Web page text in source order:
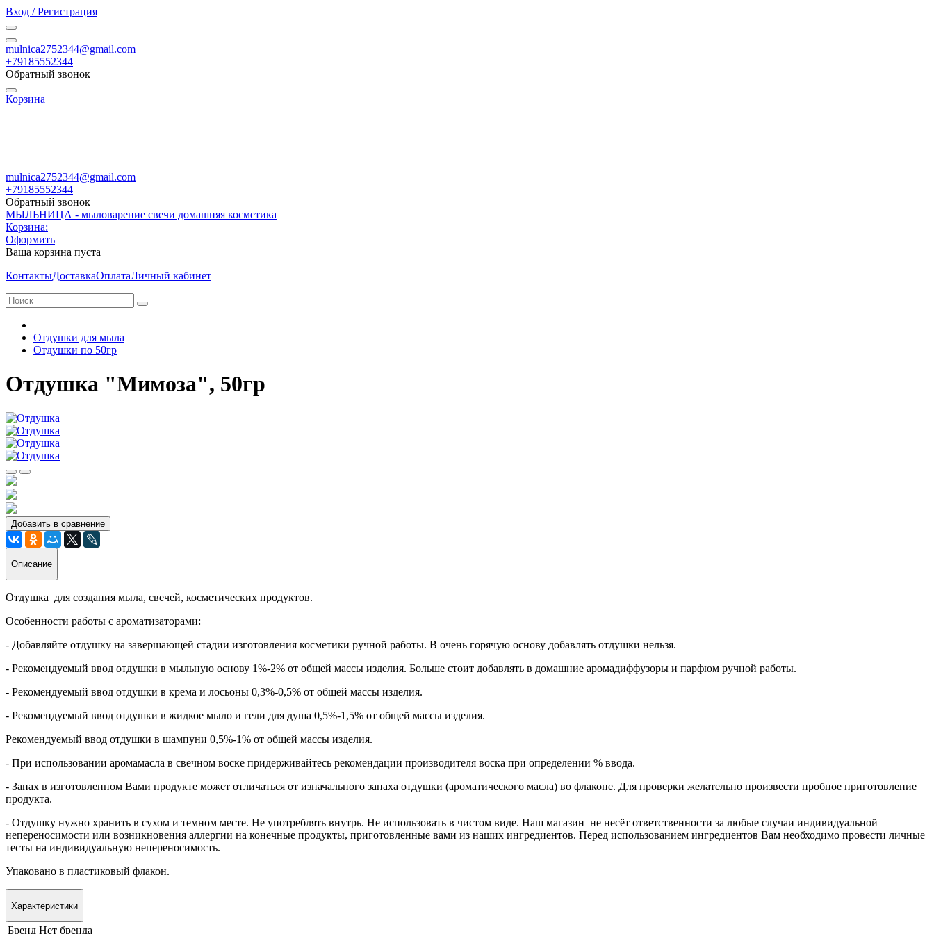
Вход / Регистрация
mulnica2752344@gmail.com
+79185552344
Обратный звонок
Корзина
mulnica2752344@gmail.com
+79185552344
Обратный звонок
МЫЛЬНИЦА - мыловарение свечи домашняя косметика
Корзина:
Оформить
Ваша корзина пуста
КонтактыДоставкаОплатаЛичный кабинет
Отдушки для мыла
Отдушки по 50гр
Отдушка "Мимоза", 50гр
Добавить в сравнение
Описание
Отдушка для создания мыла, свечей, косметических продуктов.
Особенности работы с ароматизаторами:
- Добавляйте отдушку на завершающей стадии изготовления косметики ручной работы. В очень горячую основу добавлять отдушки нельзя.
- Рекомендуемый ввод отдушки в мыльную основу 1%-2% от общей массы изделия. Больше стоит добавлять в домашние аромадиффузоры и парфюм ручной работы.
- Рекомендуемый ввод отдушки в крема и лосьоны 0,3%-0,5% от общей массы изделия.
- Рекомендуемый ввод отдушки в жидкое мыло и гели для душа 0,5%-1,5% от общей массы изделия.
Рекомендуемый ввод отдушки в шампуни 0,5%-1% от общей массы изделия.
- При использовании аромамасла в свечном воске придерживайтесь рекомендации производителя воска при определении % ввода.
- Запах в изготовленном Вами продукте может отличаться от изначального запаха отдушки (ароматического масла) во флаконе. Для проверки желательно произвести пробное приготовление
продукта.
- Отдушку нужно хранить в сухом и темном месте. Не употреблять внутрь. Не использовать в чистом виде. Наш магазин не несёт ответственности за любые случаи индивидуальной
непереносимости или возникновения аллергии на конечные продукты, приготовленные вами из наших ингредиентов. Перед использованием ингредиентов Вам необходимо провести личные
тесты на индивидуальную непереносимость.
Упаковано в пластиковый флакон.
Характеристики
Бренд Нет бренда